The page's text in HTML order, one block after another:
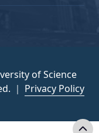
of Science
｜ Privacy Policy